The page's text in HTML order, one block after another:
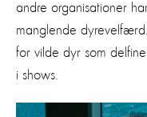
andre organisationer
manglende
for vilde dyr som
i shows.